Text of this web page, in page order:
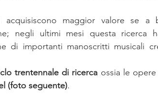
acquisiscono maggior valore se a
negli ultimi mesi questa ricerca
di importanti manoscritti musicali
trentennale di ricerca ossia le
(foto seguente).